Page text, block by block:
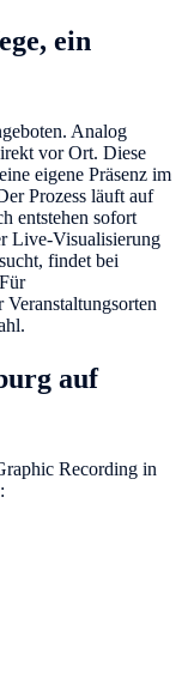
ein
Analog
vor Ort. Diese
eigene Präsenz im
Prozess läuft auf
entstehen sofort
Live-Visualisierung
findet bei
Veranstaltungsorten
auf
Recording in